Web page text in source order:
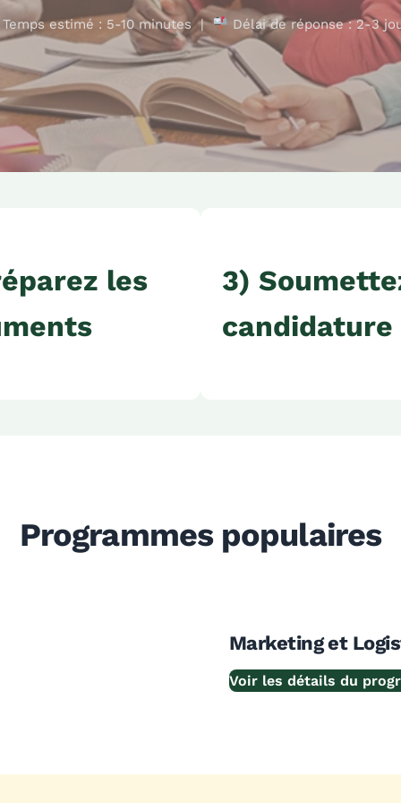
estimé : 5-10 minutes | Délai de réponse : 2-3
les
3)
candidature
Programmes populaires
Marketing et
Voir les détails du